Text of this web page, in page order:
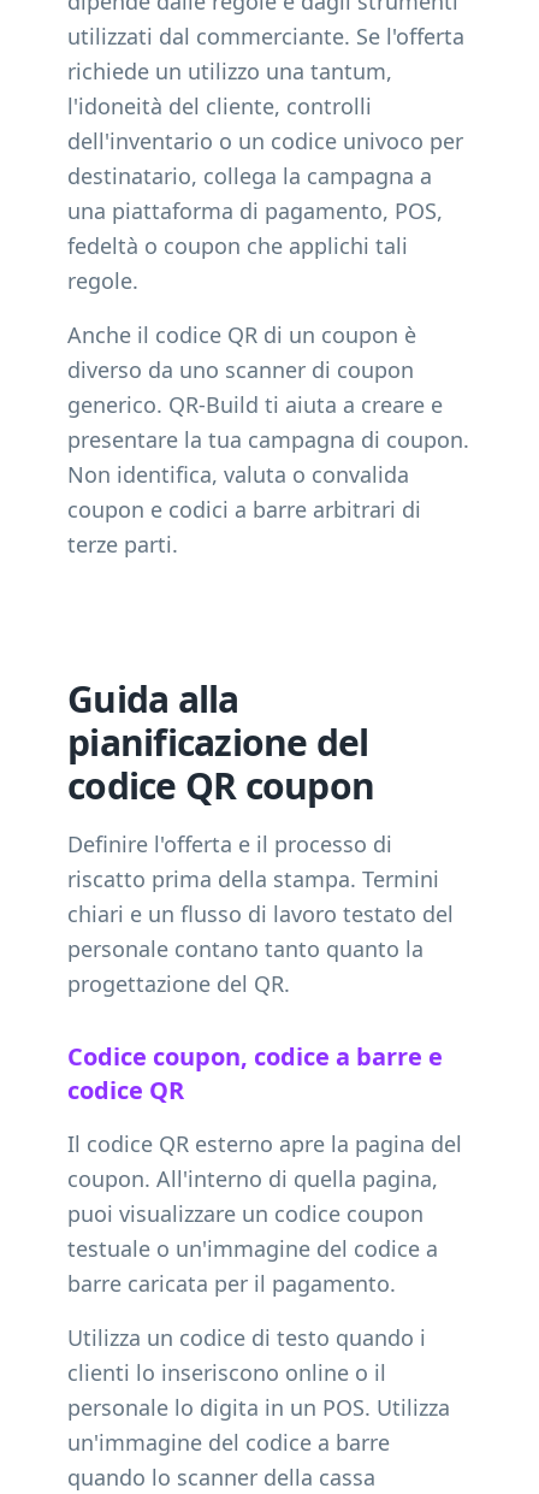
utilizzati dal commerciante. Se l'offerta
richiede un utilizzo una tantum,
l'idoneità del cliente, controlli
dell'inventario o un codice univoco per
destinatario, collega la campagna a
una piattaforma di pagamento, POS,
fedeltà o coupon che applichi tali
regole.
Anche il codice QR di un coupon è
diverso da uno scanner di coupon
generico. QR-Build ti aiuta a creare e
presentare la tua campagna di coupon.
Non identifica, valuta o convalida
coupon e codici a barre arbitrari di
terze parti.
Guida alla
pianificazione del
codice QR coupon
Definire l'offerta e il processo di
riscatto prima della stampa. Termini
chiari e un flusso di lavoro testato del
personale contano tanto quanto la
progettazione del QR.
Codice coupon, codice a barre e
codice QR
Il codice QR esterno apre la pagina del
coupon. All'interno di quella pagina,
puoi visualizzare un codice coupon
testuale o un'immagine del codice a
barre caricata per il pagamento.
Utilizza un codice di testo quando i
clienti lo inseriscono online o il
personale lo digita in un POS. Utilizza
un'immagine del codice a barre
quando lo scanner della cassa